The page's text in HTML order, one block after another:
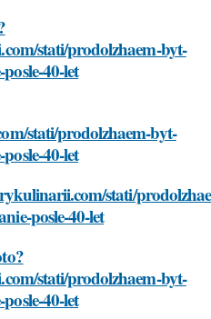
stati/prodolzhaem-byt-
40-let
stati/prodolzhaem-byt-
40-let
stati/
posle-40-let
stati/prodolzhaem-byt-
40-let